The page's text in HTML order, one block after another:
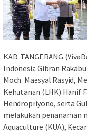
KAB. TANGERANG
Indonesia Gibran
Moch. Maesyal Rasyid,
Kehutanan (LHK) Hanif
Hendropriyono, serta
melakukan penanaman
Aquaculture (KUA),